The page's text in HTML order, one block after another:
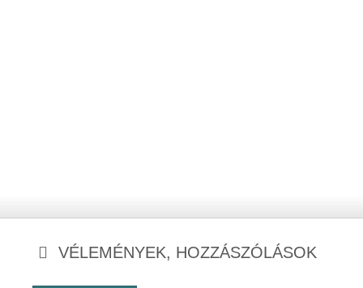
VÉLEMÉNYEK, HOZZÁSZÓLÁSOK